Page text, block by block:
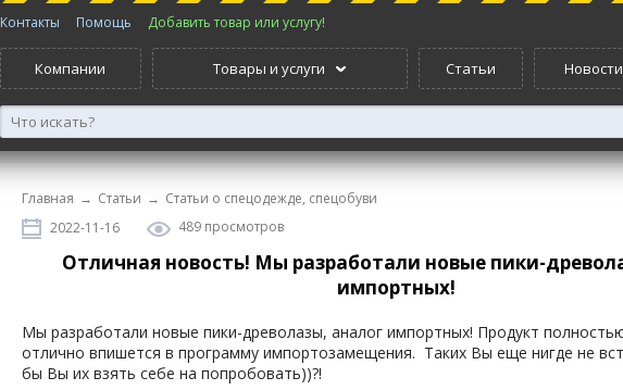
Контакты Помощь Добавить товар или услугу!
Компании Товары и услуги Статьи Новости
Главная → Статьи → Статьи о спецодежде, спецобуви
2022-11-16
489 просмотров
Отличная новость! Мы разработали новые пики-
импортных!
Мы разработали новые пики-древолазы, аналог импортных! Продукт
отлично впишется в программу импортозамещения. Таких Вы еще нигде не
бы Вы их взять себе на попробовать))?!